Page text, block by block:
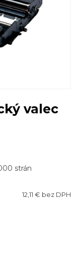
valec
strán
12,11 € bez DPH